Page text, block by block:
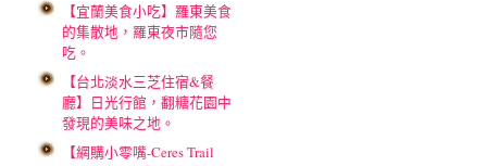
【宜蘭美食小吃】羅東美食
的集散地，羅東夜市隨您
吃。
【台北淡水三芝住宿&餐
廳】日光行館，翻糖花園中
發現的美味之地。
【網購小零嘴-Ceres Trail